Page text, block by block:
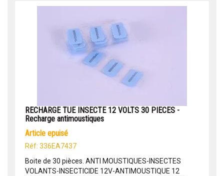
RECHARGE TUE INSECTE 12 VOLTS 30 PIECES -
Recharge antimoustiques
article epuisé
Réf: 336EA7437
Boite de 30 pièces. ANTI MOUSTIQUES-INSECTES
VOLANTS-INSECTICIDE 12V-ANTIMOUSTIQUE 12